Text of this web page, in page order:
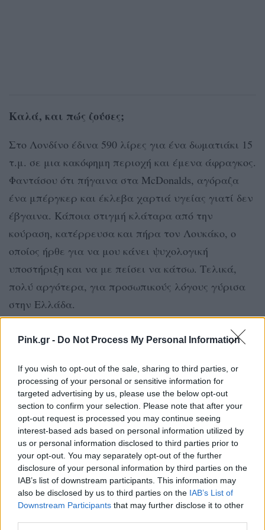
Pink.gr - Do Not Process My Personal Information
If you wish to opt-out of the sale, sharing to third parties, or
processing of your personal or sensitive information for
targeted advertising by us, please use the below opt-out
section to confirm your selection. Please note that after your
opt-out request is processed you may continue seeing
interest-based ads based on personal information utilized by
us or personal information disclosed to third parties prior to
your opt-out. You may separately opt-out of the further
disclosure of your personal information by third parties on the
IAB’s list of downstream participants. This information may
also be disclosed by us to third parties on the IAB’s List of
Downstream Participants that may further disclose it to other
Καλά, και πώς ζούσες;
Στο Λονδίνο έδινα 590 λίρες για ένα δωματιάκι 15
τ.μ. σε μια κακόφημη περιοχή και έμενα άφραγκος.
Φαντάσου ότι πήγαινα στα McDonalds, αγόραζα
ένα μπέργκερ και έκλεβα χαρτιά υγείας γιατί δεν
έβγαινα. Κάποια στιγμή κλάταρα από την
κούραση, κατέρρευσα και πήρα τον Λουκάκο, ο
οποίος ήρθε για να μου κάνει ψυχολογική
υποστήριξη και να με πείσει να κάτσω. Τελικά,
πολύ αργότερα, για προσωπικούς λόγους γύρισα
στην Ελλάδα.
ΔΙΑΦΗΜΙΣΗ